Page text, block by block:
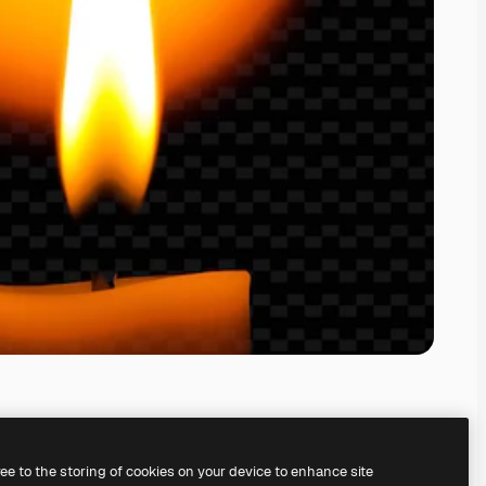
KI-Bildgeneratorerstellen.
to the storing of cookies on your device to enhance site